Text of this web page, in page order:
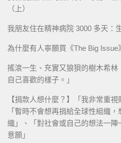
（上）
我朋友住在精神病院 3000 多天：
為什麼有人寧願買《The Big Issue
搖滾一生、充實又狼狽的樹木希
自己喜歡的樣子。」
【捐款人想什麼？】「我非常重
「暫時不會想再捐給全球性組織
織」、「對社會或自己的想法一
意願」